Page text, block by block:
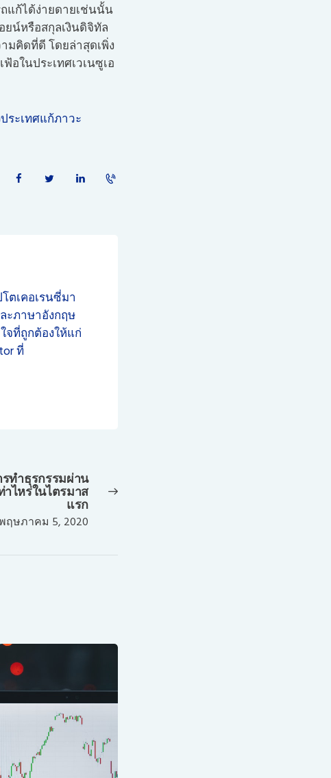
แก้ได้ง่ายดายเช่นนั้น
ยน์หรือสกุลเงินดิจิทัล
มคิดที่ดี โดยล่าสุดเพิ่ง
ในประเทศเวเนซูเอ
ระเทศแก้ภาวะ
ตเคอเรนซี่มา
ะภาษาอังกฤษ
จที่ถูกต้องให้แก่
ที่
Next
post:
รทำธุรกรรมผ่าน
ไหร่ในไตรมาส
แรก
ฤษภาคม 5, 2020